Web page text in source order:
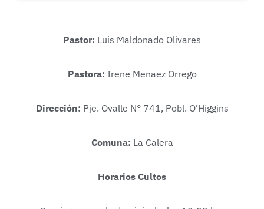
Pastor: Luis Maldonado Olivares
Pastora: Irene Menaez Orrego
Dirección: Pje. Ovalle N° 741, Pobl. O’Higgins
Comuna: La Calera
Horarios Cultos